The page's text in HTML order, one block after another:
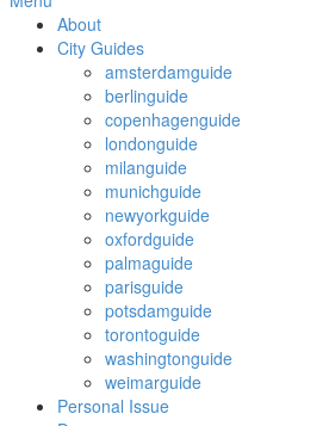
About
City Guides
amsterdamguide
berlinguide
copenhagenguide
londonguide
milanguide
munichguide
newyorkguide
oxfordguide
palmaguide
parisguide
potsdamguide
torontoguide
washingtonguide
weimarguide
Personal Issue